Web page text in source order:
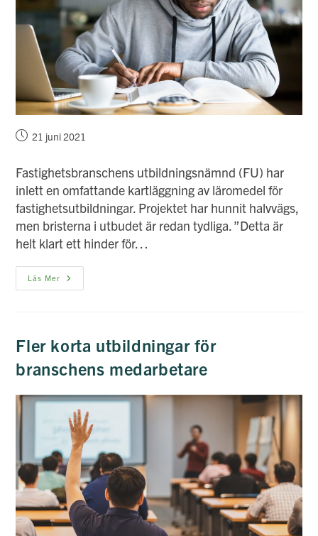
Inlägget21 juni 2021
Fastighetsbranschens utbildningsnämnd (FU) har
inlett en omfattande kartläggning av läromedel för
fastighetsutbildningar. Projektet har hunnit halvvägs,
men bristerna i utbudet är redan tydliga. ”Detta är
helt klart ett hinder för…
Läs Mer Stora
Brister
Fastighetsutbildningar
Fler korta utbildningar för
branschens medarbetare